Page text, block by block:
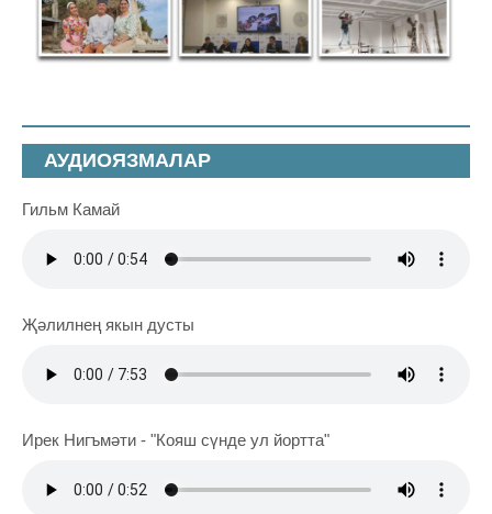
АУДИОЯЗМАЛАР
Гильм Камай
Җәлилнең якын дусты
Ирек Нигъмәти - "Кояш сүнде ул йортта"